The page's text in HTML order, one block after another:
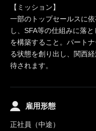
【ミッション】
一部のトップセールスに
し、SFA等の仕組みに落
を構築すること。パート
る状態を創り出し、関西
待されます。
雇用形態
正社員（中途）